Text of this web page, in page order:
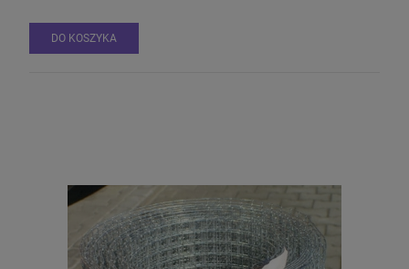
DO KOSZYKA